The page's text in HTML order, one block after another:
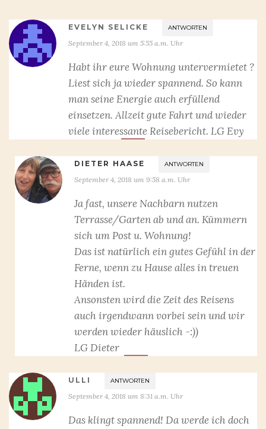
EVELYN SELICKE ANTWORTEN
September 4, 2018 um 5:55 a.m. Uhr
Habt ihr eure Wohnung untervermietet ?
Liest sich ja wieder spannend. So kann
man seine Energie auch erfüllend
einsetzen. Allzeit gute Fahrt und wieder
viele interessante Reisebericht. LG Evy
DIETER HAASE ANTWORTEN
September 4, 2018 um 9:58 a.m. Uhr
Ja fast, unsere Nachbarn nutzen
Terrasse/Garten ab und an. Kümmern
sich um Post u. Wohnung!
Das ist natürlich ein gutes Gefühl in der
Ferne, wenn zu Hause alles in treuen
Händen ist.
Ansonsten wird die Zeit des Reisens
auch irgendwann vorbei sein und wir
werden wieder häuslich -:))
LG Dieter
ULLI ANTWORTEN
September 4, 2018 um 8:31 a.m. Uhr
Das klingt spannend! Da werde ich doch